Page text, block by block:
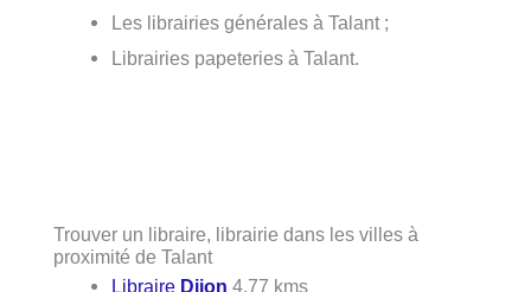
Les librairies générales à Talant ;
Librairies papeteries à Talant.
Trouver un libraire, librairie dans les villes à
proximité de Talant
Libraire Dijon 4.77 kms